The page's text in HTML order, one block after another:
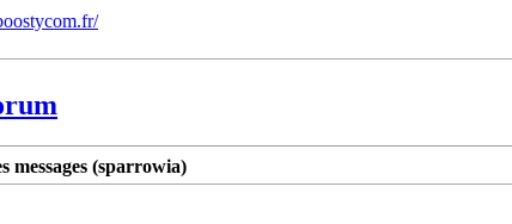
messages (sparrowia)